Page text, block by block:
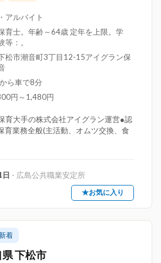
アルバイト
育士。年齢～64歳 定年を上限。学
等：。
松市潮音町3丁目12-15アイグラン保
ら車で8分
円～1,480円
育大手の株式会社アイグラン運営●認
育業務全般(主活動、オムツ交換、食
- 広島公共職業安定所
★お気に入り
着
県 下松市